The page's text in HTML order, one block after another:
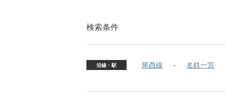
検索条件
沿線・駅 尾西線 名鉄一宮